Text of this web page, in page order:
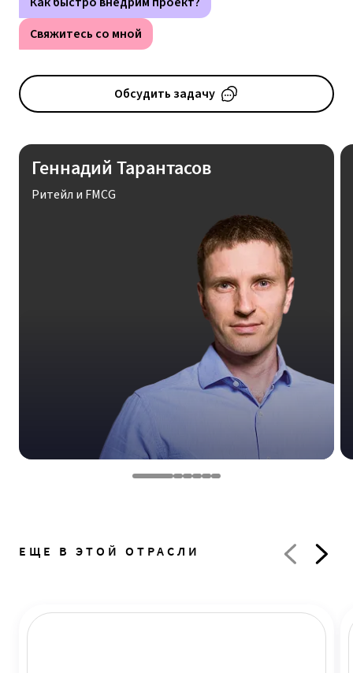
Свяжитесь со мной
Обсудить задачу
Геннадий Тарантасов
Ритейл и FMCG
ЕЩЕ В ЭТОЙ ОТРАСЛИ